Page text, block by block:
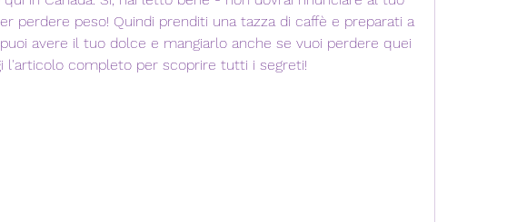
perdere peso! Quindi prenditi una tazza di caffè e preparati a
avere il tuo dolce e mangiarlo anche se vuoi perdere quei
l'articolo completo per scoprire tutti i segreti!